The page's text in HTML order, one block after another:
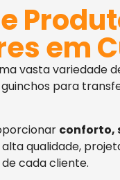
em
vasta variedade
para
conforto,
qualidade,
cada cliente.